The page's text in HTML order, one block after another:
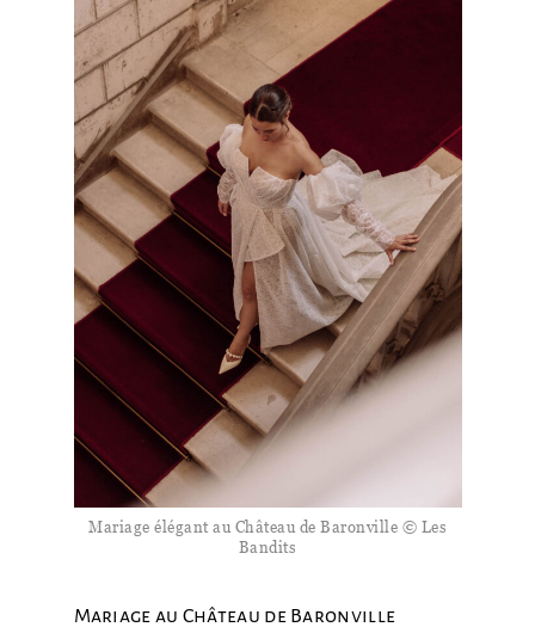
Mariage élégant au Château de Baronville © Les
Bandits
Mariage au Château de Baronville